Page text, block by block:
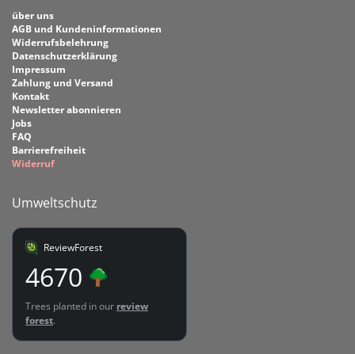
über uns
AGB und Kundeninformationen
Widerrufsbelehrung
Datenschutzerklärung
Impressum
Zahlung und Versand
Kontakt
Newsletter abonnieren
Jobs
FAQ
Barrierefreiheit
Widerruf
Umweltschutz
ReviewForest
4670
Trees planted in our review
forest.